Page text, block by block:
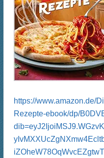
https://www.amazon.de/
Rezepte-ebook/dp/